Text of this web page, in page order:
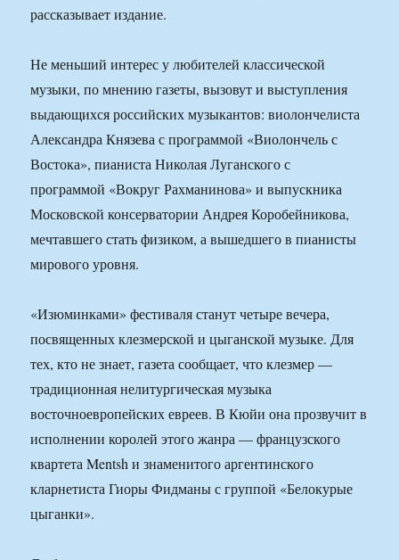
рассказывает издание.
Не меньший интерес у любителей классической
музыки, по мнению газеты, вызовут и выступления
выдающихся российских музыкантов: виолончелиста
Александра Князева с программой «Виолончель с
Востока», пианиста Николая Луганского с
программой «Вокруг Рахманинова» и выпускника
Московской консерватории Андрея Коробейникова,
мечтавшего стать физиком, а вышедшего в пианисты
мирового уровня.
«Изюминками» фестиваля станут четыре вечера,
посвященных клезмерской и цыганской музыке. Для
тех, кто не знает, газета сообщает, что клезмер —
традиционная нелитургическая музыка
восточноевропейских евреев. В Кюйи она прозвучит в
исполнении королей этого жанра — французского
квартета Mentsh и знаменитого аргентинского
кларнетиста Гиоры Фидманы с группой «Белокурые
цыганки».